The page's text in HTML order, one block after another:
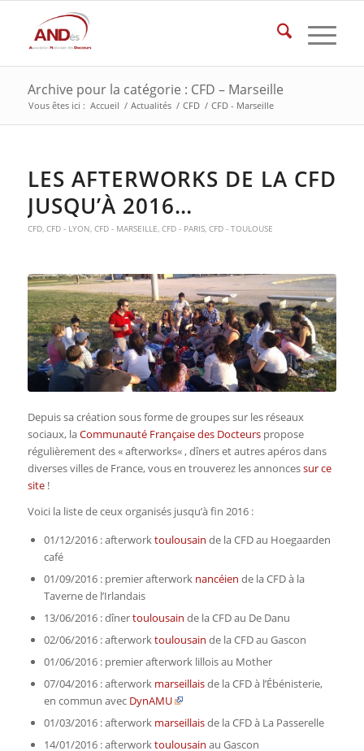
Archive pour la catégorie : CFD – Marseille
Vous êtes ici : Accueil / Actualités / CFD / CFD - Marseille
LES AFTERWORKS DE LA CFD
JUSQU’À 2016…
CFD, CFD - LYON, CFD - MARSEILLE, CFD - PARIS, CFD - TOULOUSE
Depuis sa création sous forme de groupes sur les réseaux
sociaux, laCommunauté Française des Docteurspropose
régulièrement des «afterworks« , dîners et autres apéros dans
diverses villes de France, vous en trouverez les annoncessur ce
site!
Voici la liste de ceux organisés jusqu’à fin 2016 :
01/12/2016 : afterworktoulousain de la CFD au Hoegaarden
café
01/09/2016 : premier afterwork nancéien de la CFD à la
Taverne de l’Irlandais
13/06/2016 : dînertoulousain de la CFD au De Danu
02/06/2016 : afterworktoulousain de la CFD au Gascon
01/06/2016 : premier afterwork lillois au Mother
07/04/2016 : afterwork marseillaisde la CFD à l’Ébénisterie,
en commun avec DynAMU
01/03/2016 : afterwork marseillaisde la CFD à La Passerelle
14/01/2016 : afterworktoulousain au Gascon